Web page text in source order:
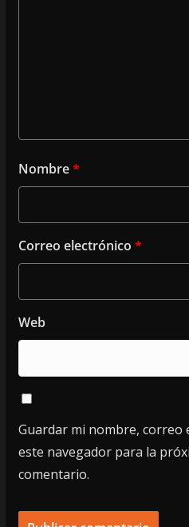
Nombre*
Correo electrónico *
Web
Guardar mi nombre, correo
este navegador para la
comentario.